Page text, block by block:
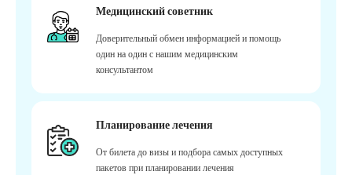
Медицинский советник
Доверительный обмен информацией и помощь
один на один с нашим медицинским
консультантом
Планирование лечения
От билета до визы и подбора самых доступных
пакетов при планировании лечения